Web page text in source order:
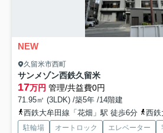
NEW
久留米市西町
サンメゾン西鉄久留米
17万円 管理/共益費0円
71.95㎡ (3LDK) /築5年 /14階建
西鉄大牟田線「花畑」駅 徒歩6分
西鉄大
駐輪場 オートロック エレベーター